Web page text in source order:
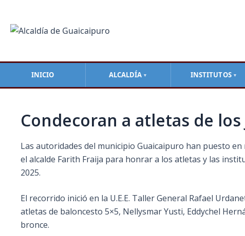
INICIO ALCALDÍA ▼ INSTITUTOS ▼
contenido
Condecoran a atletas de
Las autoridades del municipio Guaicaipuro han puesto
el alcalde Farith Fraija para honrar a los atletas y las
2025.
El recorrido inició en la U.E.E. Taller General Rafael
atletas de baloncesto 5×5, Nellysmar Yusti, Eddychel
bronce.
entradas